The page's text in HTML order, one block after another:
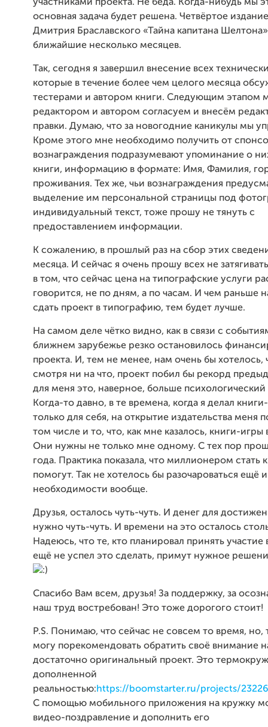
участниками проекта. Не беда. Когда-нибудь мы
основная задача будет решена. Четвёртое
Дмитрия Браславского «Тайна капитана
ближайшие несколько месяцев.
Так, сегодня я завершил внесение всех
которые в течение более чем целого месяца
тестерами и автором книги. Следующим этапом
редактором и автором согласуем и внесём
правки. Думаю, что за новогодние каникулы мы
Кроме этого мне необходимо получить от
вознаграждения подразумевают упоминание о
книги, информацию в формате: Имя, Фамилия,
проживания. Тех же, чьи вознаграждения
выделение им персональной страницы под
индивидуальный текст, тоже прошу не тянуть с
предоставлением информации.
К сожалению, в прошлый раз на сбор этих
месяца. И сейчас я очень прошу всех не
в том, что сейчас цена на типографские услуги
говорится, не по дням, а по часам. И чем раньше
сдать проект в типографию, тем будет лучше.
На самом деле чётко видно, как в связи с
ближнем зарубежье резко остановилось
проекта. И, тем не менее, нам очень бы хотелось,
смотря ни на что, проект побил бы рекорд
для меня это, наверное, больше
Когда-то давно, в те времена, когда я делал
только для себя, на открытие издательства меня
том числе и то, что, как мне казалось, книги-игры
Они нужны не только мне одному. С тех пор
года. Практика показала, что миллионером стать
помогут. Так не хотелось бы разочароваться ещё
необходимости вообще.
Друзья, осталось чуть-чуть. И денег для
нужно чуть-чуть. И времени на это осталось
Надеюсь, что те, кто планировал принять участие
ещё не успел это сделать, примут нужное
Спасибо Вам всем, друзья! За поддержку, за
наш труд востребован! Это тоже дорогого стоит!
P.S. Понимаю, что сейчас не совсем то время, но,
могу порекомендовать обратить своё внимание
достаточно оригинальный проект. Это
дополненной
реальностью:https://boomstarter.ru/projects/
С помощью мобильного приложения на кружку
видео-поздравление и дополнить его